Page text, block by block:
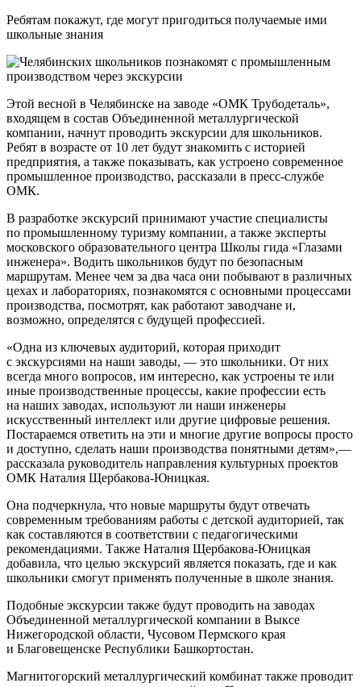
Ребятам покажут, где могут пригодиться получаемые ими
школьные знания
Этой весной в Челябинске на заводе «ОМК Трубодеталь»,
входящем в состав Объединенной металлургической
компании, начнут проводить экскурсии для школьников.
Ребят в возрасте от 10 лет будут знакомить с историей
предприятия, а также показывать, как устроено современное
промышленное производство, рассказали в пресс-службе
ОМК.
В разработке экскурсий принимают участие специалисты
по промышленному туризму компании, а также эксперты
московского образовательного центра Школы гида «Глазами
инженера». Водить школьников будут по безопасным
маршрутам. Менее чем за два часа они побывают в различных
цехах и лабораториях, познакомятся с основными процессами
производства, посмотрят, как работают заводчане и,
возможно, определятся с будущей профессией.
«Одна из ключевых аудиторий, которая приходит
с экскурсиями на наши заводы, — это школьники. От них
всегда много вопросов, им интересно, как устроены те или
иные производственные процессы, какие профессии есть
на наших заводах, используют ли наши инженеры
искусственный интеллект или другие цифровые решения.
Постараемся ответить на эти и многие другие вопросы просто
и доступно, сделать наши производства понятными детям»,—
рассказала руководитель направления культурных проектов
ОМК Наталия Щербакова-Юницкая.
Она подчеркнула, что новые маршруты будут отвечать
современным требованиям работы с детской аудиторией, так
как составляются в соответствии с педагогическими
рекомендациями. Также Наталия Щербакова-Юницкая
добавила, что целью экскурсий является показать, где и как
школьники смогут применять полученные в школе знания.
Подобные экскурсии также будут проводить на заводах
Объединенной металлургической компании в Выксе
Нижегородской области, Чусовом Пермского края
и Благовещенске Республики Башкортостан.
Магнитогорский металлургический комбинат также проводит